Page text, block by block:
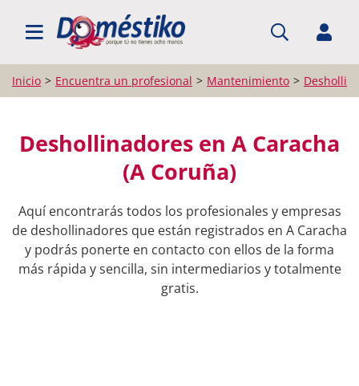
BUSCAR PROFESIONALES
Inicio Encuentra un profesional Mantenimiento
Deshollinadores en A Caracha
(A Coruña)
Aquí encontrarás todos los profesionales y empresas
de deshollinadores que están registrados en A Caracha
y podrás ponerte en contacto con ellos de la forma
más rápida y sencilla, sin intermediarios y totalmente
gratis.